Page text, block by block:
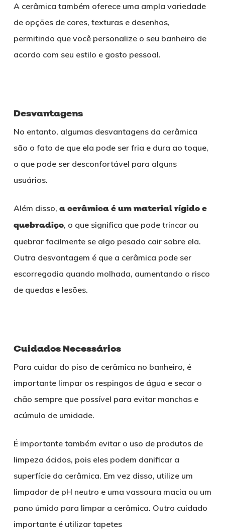
A cerâmica também oferece uma ampla variedade
de opções de cores, texturas e desenhos,
permitindo que você personalize o seu banheiro de
acordo com seu estilo e gosto pessoal.
Desvantagens
No entanto, algumas desvantagens da cerâmica
são o fato de que ela pode ser fria e dura ao toque,
o que pode ser desconfortável para alguns
usuários.
Além disso, a cerâmica é um material rígido e
quebradiço, o que significa que pode trincar ou
quebrar facilmente se algo pesado cair sobre ela.
Outra desvantagem é que a cerâmica pode ser
escorregadia quando molhada, aumentando o risco
de quedas e lesões.
Cuidados Necessários
Para cuidar do piso de cerâmica no banheiro, é
importante limpar os respingos de água e secar o
chão sempre que possível para evitar manchas e
acúmulo de umidade.
É importante também evitar o uso de produtos de
limpeza ácidos, pois eles podem danificar a
superfície da cerâmica. Em vez disso, utilize um
limpador de pH neutro e uma vassoura macia ou um
pano úmido para limpar a cerâmica. Outro cuidado
importante é utilizar tapetes